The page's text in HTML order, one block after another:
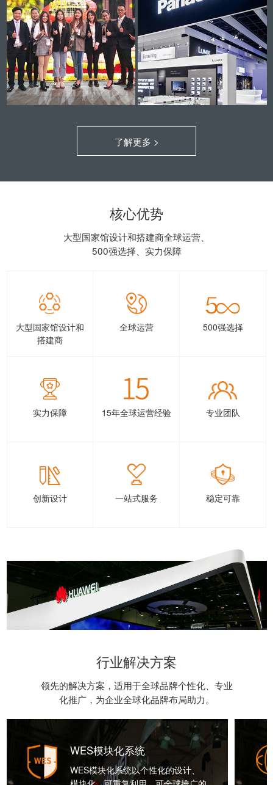
了解更多 >
核心优势
大型国家馆设计和搭建商全球运营、
500强选择、实力保障
大型国家馆设计和
搭建商
全球运营 500强选择
实力保障 15年全球运营经验 专业团队
创新设计 一站式服务 稳定可靠
行业解决方案
领先的解决方案，适用于全球品牌个性化、专业
化推广，为企业全球化品牌布局助力。
WES模块化系统
WES模块化系统以个性化的设计、